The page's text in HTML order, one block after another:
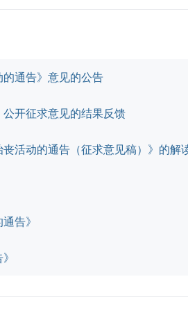
通告》意见的公告
开征求意见的结果反馈
活动的通告（征求意见稿）》的解
告》